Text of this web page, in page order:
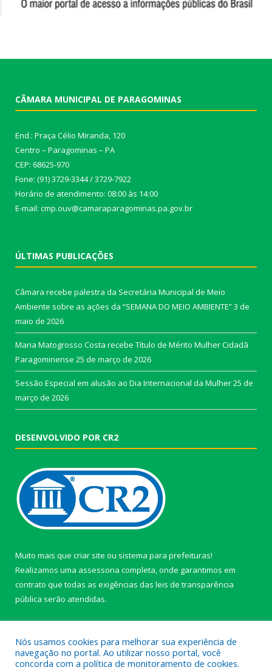
CÂMARA MUNICIPAL DE PARAGOMINAS
End.: Praça Célio Miranda, 120
Centro – Paragominas – PA
CEP: 68625-970
Fone: (91) 3729-3344 / 3729-7922
Horário de atendimento: 08:00 às 14:00
E-mail: cmp.ouv@camaraparagominas.pa.gov.br
ÚLTIMAS PUBLICAÇÕES
Câmara recebe palestra da Secretária Municipal de Meio
Ambiente sobre as ações da “SEMANA DO MEIO AMBIENTE”3 de
maio de 2026
Maria Matogrosso Costa recebe Título de Mérito Mulher Cidadã
Paragominense 25 de março de 2026
Sessão Especial em alusão ao Dia Internacional da Mulher25 de
março de 2026
DESENVOLVIDO POR CR2
Muito mais que criar site ou sistema para prefeituras!
Realizamos uma assessoria completa, onde garantimos em
contrato que todas as exigências das leis de transparência
pública serão atendidas.
Nós usamos cookies para melhorar sua experiência de
navegação no portal. Ao utilizar nosso portal, você
concorda com a política de monitoramento de cookies.